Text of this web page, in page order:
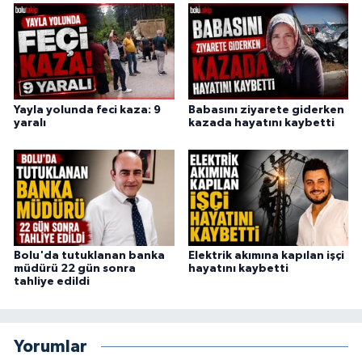
Yayla yolunda feci kaza: 9
yaralı
Babasını ziyarete giderken
kazada hayatını kaybetti
Bolu'da tutuklanan banka
müdürü 22 gün sonra
tahliye edildi
Elektrik akımına kapılan işçi
hayatını kaybetti
Yorumlar